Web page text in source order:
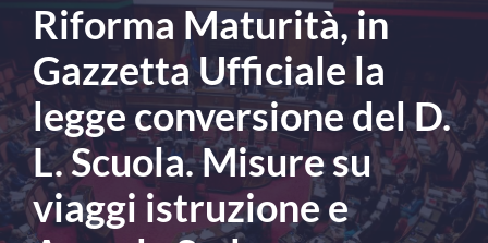
News
Formazione
Concorsi
Pubblicazioni
Riforma Maturità, in
Gazzetta Ufficiale la
legge conversione del D.
L. Scuola. Misure su
viaggi istruzione e